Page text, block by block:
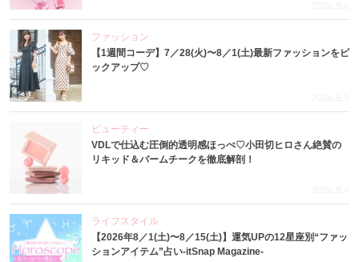
2026.8.6
ファッション
【1週間コーデ】7／28(火)〜8／1(土)最新ファッションをピ
ックアップ♡
2026.8.5
ビューティー
VDLで仕込む圧倒的透明感ほっぺ♡小田切ヒロさん絶賛の
リキッド＆バームチークを徹底解剖！
2026.8.4
ライフスタイル
【2026年8／1(土)〜8／15(土)】運気UPの12星座別“ファッ
ションアイテム”占い-itSnap Magazine-